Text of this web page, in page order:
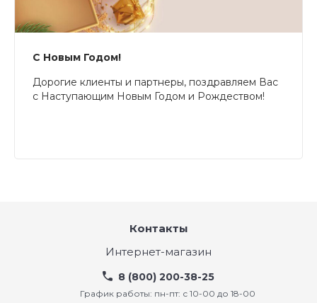
С Новым Годом!
Дорогие клиенты и партнеры, поздравляем Вас
с Наступающим Новым Годом и Рождеством!
Контакты
Интернет-магазин
8 (800) 200-38-25
График работы: пн-пт: с 10-00 до 18-00